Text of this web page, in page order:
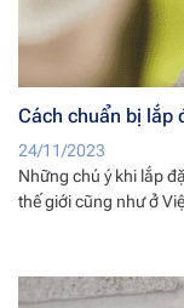
Cách chuẩn bị lắp
24/11/2023
Những chú ý khi lắp
thế giới cũng như ở